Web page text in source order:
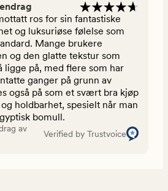
ros for sin fantastiske
og luksuriøse følelse som
Mange brukere
og den glatte tekstur som
ligge på, med flere som har
ganger på grunn av
også på som et svært bra kjøp
holdbarhet, spesielt når man
bomull.
av
Verified by Trustvoice